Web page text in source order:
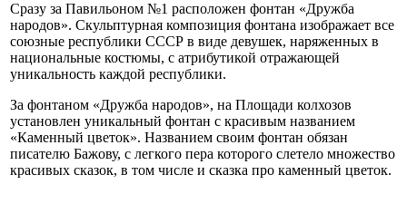
Сразу за Павильоном №1 расположен фонтан «Дружба
народов». Скульптурная композиция фонтана изображает все
союзные республики СССР в виде девушек, наряженных в
национальные костюмы, с атрибутикой отражающей
уникальность каждой республики.
За фонтаном «Дружба народов», на Площади колхозов
установлен уникальный фонтан с красивым названием
«Каменный цветок». Названием своим фонтан обязан
писателю Бажову, с легкого пера которого слетело множество
красивых сказок, в том числе и сказка про каменный цветок.